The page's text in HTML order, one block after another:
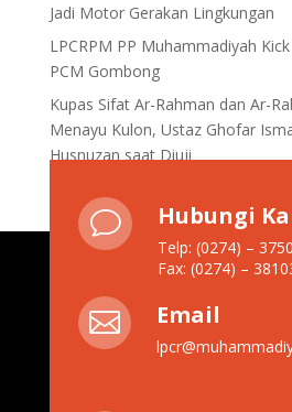
Jadi Motor Gerakan Lingkungan
LPCRPM PP Muhammadiyah
PCM Gombong
Kupas Sifat Ar-Rahman dan Ar-
Menayu Kulon, Ustaz Ghofar
Husnuzan saat Diuji
v Hubungi
Telp: (0274) –
Fax: (0274) –
 Email